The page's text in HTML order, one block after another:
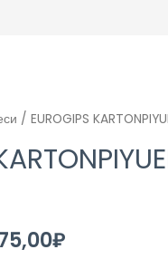
/ EUROGIPS
₽